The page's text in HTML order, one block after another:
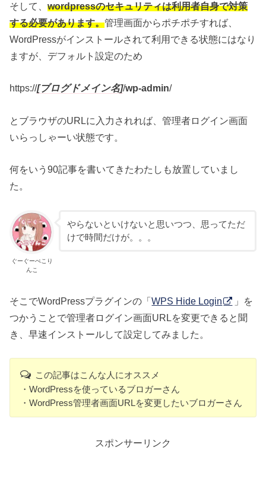
そして、wordpressのセキュリティは利用者自身で対策
する必要があります。管理画面からポチポチすれば、
WordPressがインストールされて利用できる状態にはなり
ますが、デフォルト設定のため
https://[ブログドメイン名]/wp-admin/
とブラウザのURLに入力されれば、管理者ログイン画面
いらっしゃーい状態です。
何をいう90記事を書いてきたわたしも放置していまし
た。
ぐーぐーぺこり
んこ
やらないといけないと思いつつ、思ってただ
けで時間だけが。。。
そこでWordPressプラグインの「WPS Hide Login
」を
つかうことで管理者ログイン画面URLを変更できると聞
き、早速インストールして設定してみました。
この記事はこんな人にオススメ
・WordPressを使っているブロガーさん
・WordPress管理者画面URLを変更したいブロガーさん
スポンサーリンク